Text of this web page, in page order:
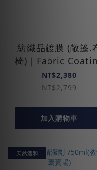
紡織品鍍膜 (敞篷.
椅)｜Fabric
NT$2,380
NT$2,799
加入購物車
天然溫和